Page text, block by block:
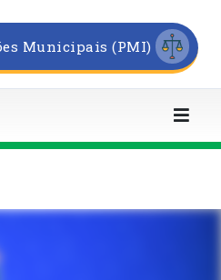
Municipais (PMI)